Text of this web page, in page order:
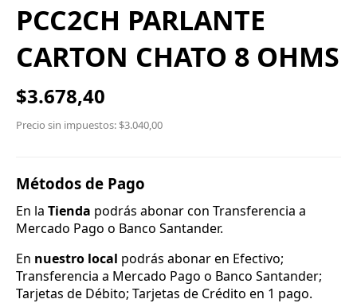
PCC2CH PARLANTE
CARTON CHATO 8 OHMS
$3.678,40
Precio sin impuestos: $3.040,00
Métodos de Pago
En la Tienda podrás abonar con Transferencia a
Mercado Pago o Banco Santander.
En nuestro local podrás abonar en Efectivo;
Transferencia a Mercado Pago o Banco Santander;
Tarjetas de Débito; Tarjetas de Crédito en 1 pago.